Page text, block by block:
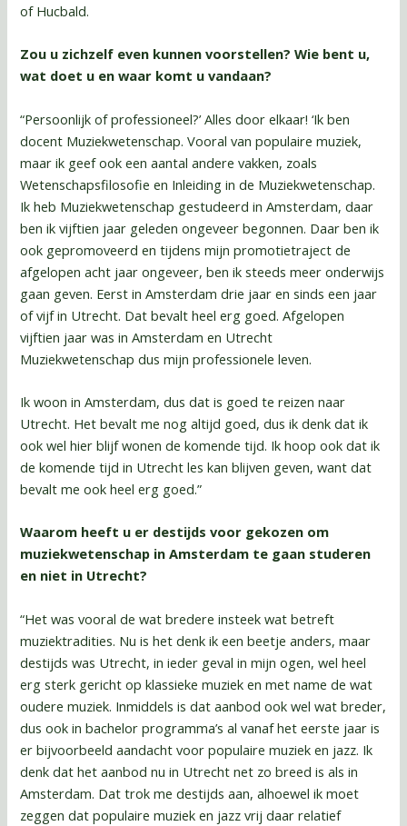
of Hucbald.
Zou u zichzelf even kunnen voorstellen? Wie bent u,
wat doet u en waar komt u vandaan?
“Persoonlijk of professioneel?’ Alles door elkaar! ‘Ik ben
docent Muziekwetenschap. Vooral van populaire muziek,
maar ik geef ook een aantal andere vakken, zoals
Wetenschapsfilosofie en Inleiding in de Muziekwetenschap.
Ik heb Muziekwetenschap gestudeerd in Amsterdam, daar
ben ik vijftien jaar geleden ongeveer begonnen. Daar ben ik
ook gepromoveerd en tijdens mijn promotietraject de
afgelopen acht jaar ongeveer, ben ik steeds meer onderwijs
gaan geven. Eerst in Amsterdam drie jaar en sinds een jaar
of vijf in Utrecht. Dat bevalt heel erg goed. Afgelopen
vijftien jaar was in Amsterdam en Utrecht
Muziekwetenschap dus mijn professionele leven.
Ik woon in Amsterdam, dus dat is goed te reizen naar
Utrecht. Het bevalt me nog altijd goed, dus ik denk dat ik
ook wel hier blijf wonen de komende tijd. Ik hoop ook dat ik
de komende tijd in Utrecht les kan blijven geven, want dat
bevalt me ook heel erg goed.”
Waarom heeft u er destijds voor gekozen om
muziekwetenschap in Amsterdam te gaan studeren
en niet in Utrecht?
“Het was vooral de wat bredere insteek wat betreft
muziektradities. Nu is het denk ik een beetje anders, maar
destijds was Utrecht, in ieder geval in mijn ogen, wel heel
erg sterk gericht op klassieke muziek en met name de wat
oudere muziek. Inmiddels is dat aanbod ook wel wat breder,
dus ook in bachelor programma’s al vanaf het eerste jaar is
er bijvoorbeeld aandacht voor populaire muziek en jazz. Ik
denk dat het aanbod nu in Utrecht net zo breed is als in
Amsterdam. Dat trok me destijds aan, alhoewel ik moet
zeggen dat populaire muziek en jazz vrij daar relatief